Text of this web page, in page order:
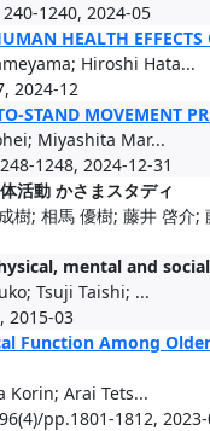
1240, 2024-05
HEALTH
Hiroshi Hata...
2024-12
STAND MOVEMENT
Miyashita Mar...
1248, 2024-12-31
活動 かさまスタディ
樹; 相馬 優樹; 藤井 啓介;
mental and
Tsuji Taishi; ...
2015-03
Function Among
Korin; Arai Tets...
96(4)/pp.1801-1812,